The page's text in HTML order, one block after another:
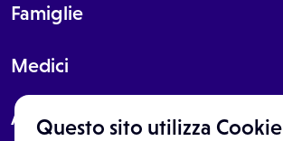
Questo sito utilizza Cookie
Famiglie
Medici
About